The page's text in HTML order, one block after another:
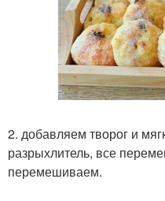
2. добавляем творог и
разрыхлитель, все
перемешиваем.